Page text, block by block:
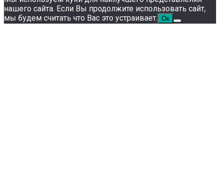
нашего сайта. Если Вы продолжите использовать сайт,
мы будем считать что Вас это устраивает. Ок